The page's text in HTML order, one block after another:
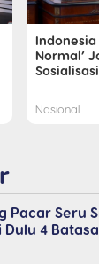
Indonesia
Normal’
Nasional
Pacar Seru
4